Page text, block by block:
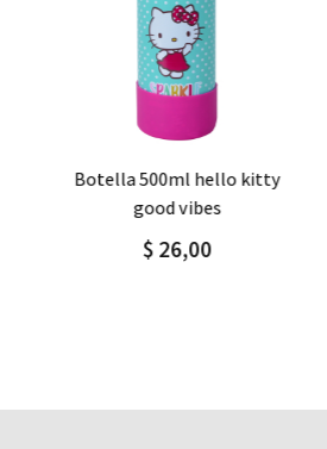
Agregar Detalle
good vibes
$ 26,00